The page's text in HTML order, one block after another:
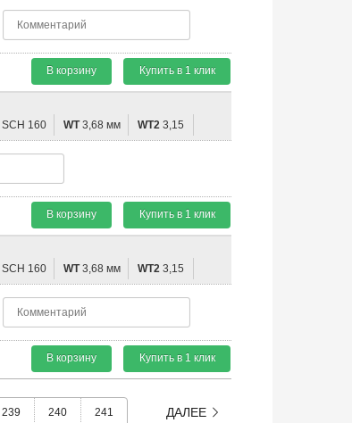
В корзину Купить в 1 клик
SCH 160 WT3,68 мм WT2 3,15
В корзину Купить в 1 клик
SCH 160 WT3,68 мм WT2 3,15
В корзину Купить в 1 клик
239 240 241 ДАЛЕЕ